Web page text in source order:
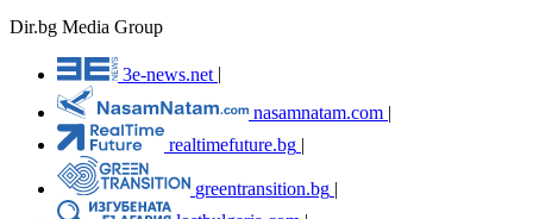
Dir.bg Media Group
3e-news.net
nasamnatam.com |
realtimefuture.bg |
greentransition.bg |